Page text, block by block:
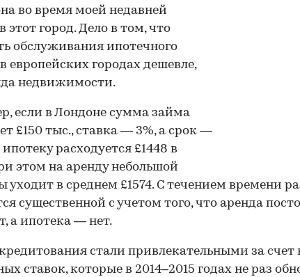
во время моей недавней
этот город. Дело в том, что
обслуживания ипотечного
европейских городах дешевле,
недвижимости.
если в Лондоне сумма займа
£150 тыс., ставка — 3%, а срок —
ипотеку расходуется £1448 в
этом на аренду небольшой
уходит в среднем £1574. С течением времени
существенной с учетом того, что аренда
а ипотека — нет.
стали привлекательными за счет
ставок, которые в 2014–2015 годах не раз